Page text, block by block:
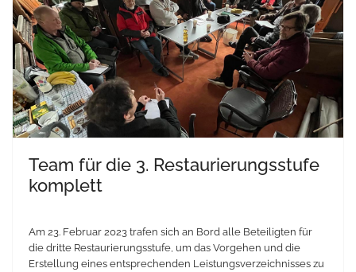
Team für die 3. Restaurierungsstufe
komplett
Am 23. Februar 2023 trafen sich an Bord alle Beteiligten für
die dritte Restaurierungsstufe, um das Vorgehen und die
Erstellung eines entsprechenden Leistungsverzeichnisses zu